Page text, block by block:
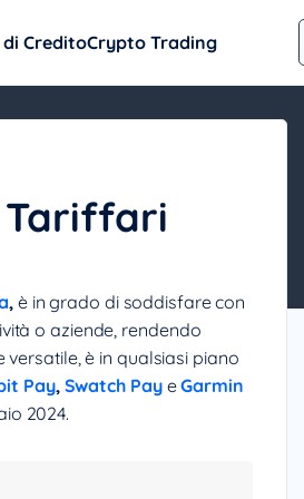
CreditoCrypto Trading
Tariffari
, è in grado di soddisfare con
o aziende, rendendo
versatile, è in qualsiasi piano
Pay, Swatch PayeGarmin
2024.